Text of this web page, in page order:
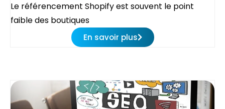
Le référencement Shopify est souvent le point
faible des boutiques
En savoir plus